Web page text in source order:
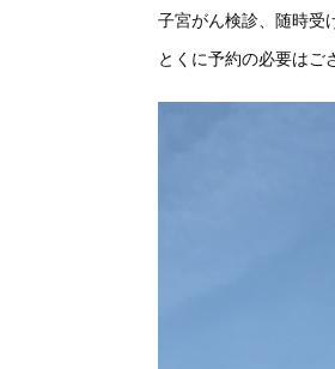
子宮がん検診、随時受
とくに予約の必要はご